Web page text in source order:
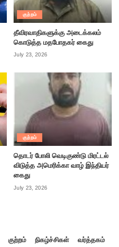
குற்றம்
தீவிரவாதிகளுக்கு அடைக்கலம்
கொடுத்த மதபோதகர் கைது
July 23, 2026
குற்றம்
தொடர் போலி வெடிகுண்டு மிரட்டல்
விடுத்த அமெரிக்கா வாழ் இந்தியர்
கைது
July 23, 2026
குற்றம் நிகழ்ச்சிகள் வர்த்தகம்